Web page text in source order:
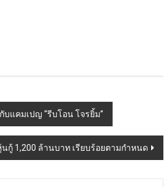
แคมเปญ “รีบโอน โจรยิ้ม”
กู้ 1,200 ล้านบาท เรียบร้อยตามกำหนด